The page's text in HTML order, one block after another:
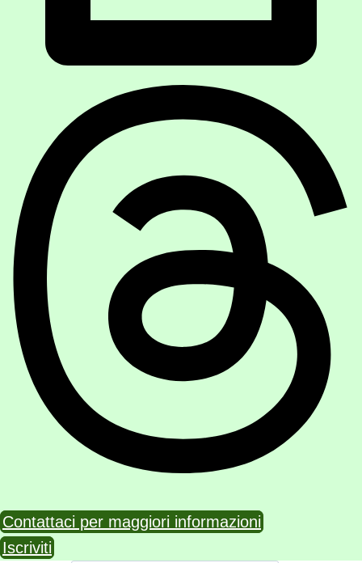
Contattaci per maggiori informazioni
Iscriviti